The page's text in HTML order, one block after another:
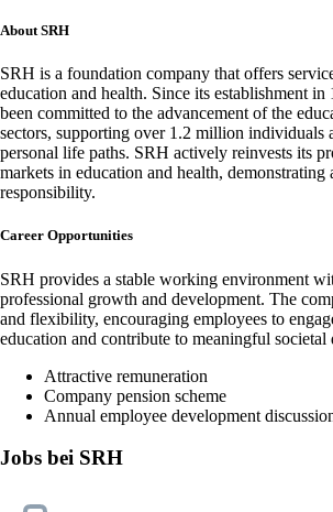
About SRH
SRH is a foundation company that offers
education and health. Since its establishment in
been committed to the advancement of the
sectors, supporting over 1.2 million individuals
personal life paths. SRH actively reinvests its
markets in education and health, demonstrating
responsibility.
Career Opportunities
SRH provides a stable working environment
professional growth and development. The
and flexibility, encouraging employees to
education and contribute to meaningful societal
Attractive remuneration
Company pension scheme
Annual employee development
Jobs bei SRH